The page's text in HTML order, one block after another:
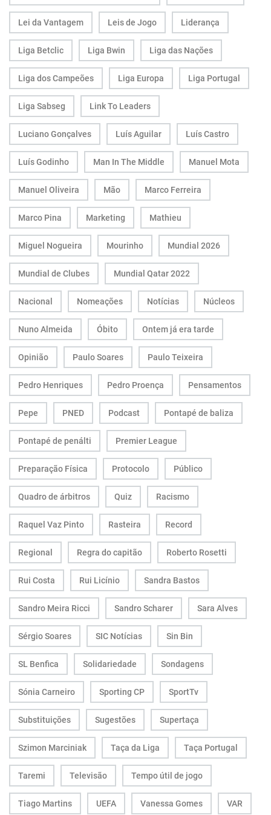
Lei da Vantagem Leis de Jogo Liderança
Liga Betclic Liga Bwin Liga das Nações
Liga dos Campeões Liga Europa Liga Portugal
Liga Sabseg Link To Leaders
Luciano Gonçalves Luís Aguilar Luís Castro
Luís Godinho Man In The Middle Manuel Mota
Manuel Oliveira Mão Marco Ferreira
Marco Pina Marketing Mathieu
Miguel Nogueira Mourinho Mundial 2026
Mundial de Clubes Mundial Qatar 2022
Nacional Nomeações Notícias Núcleos
Nuno Almeida Óbito Ontem já era tarde
Opinião Paulo Soares Paulo Teixeira
Pedro Henriques Pedro Proença Pensamentos
Pepe PNED Podcast Pontapé de baliza
Pontapé de penálti Premier League
Preparação Física Protocolo Público
Quadro de árbitros Quiz Racismo
Raquel Vaz Pinto Rasteira Record
Regional Regra do capitão Roberto Rosetti
Rui Costa Rui Licínio Sandra Bastos
Sandro Meira Ricci Sandro Scharer Sara Alves
Sérgio Soares SIC Notícias Sin Bin
SL Benfica Solidariedade Sondagens
Sónia Carneiro Sporting CP SportTv
Substituições Sugestões Supertaça
Szimon Marciniak Taça da Liga Taça Portugal
Taremi Televisão Tempo útil de jogo
Tiago Martins UEFA Vanessa Gomes VAR